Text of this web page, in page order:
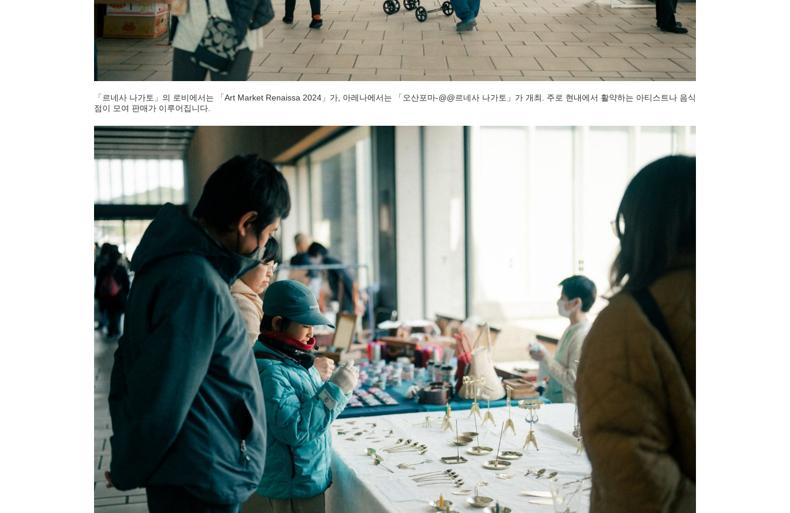
「르네사 나가토」의 로비에서는 「Art Market Renaissa 2024」가, 아레나에서는 「오산포마-@@르네사 나가토」가 개최. 주로 현내에서 활약하는 아티스트나 음식
점이 모여 판매가 이루어집니다.